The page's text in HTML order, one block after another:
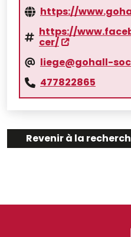
https://
https://
cer/
liege@gohall-
477822865
Revenir à la